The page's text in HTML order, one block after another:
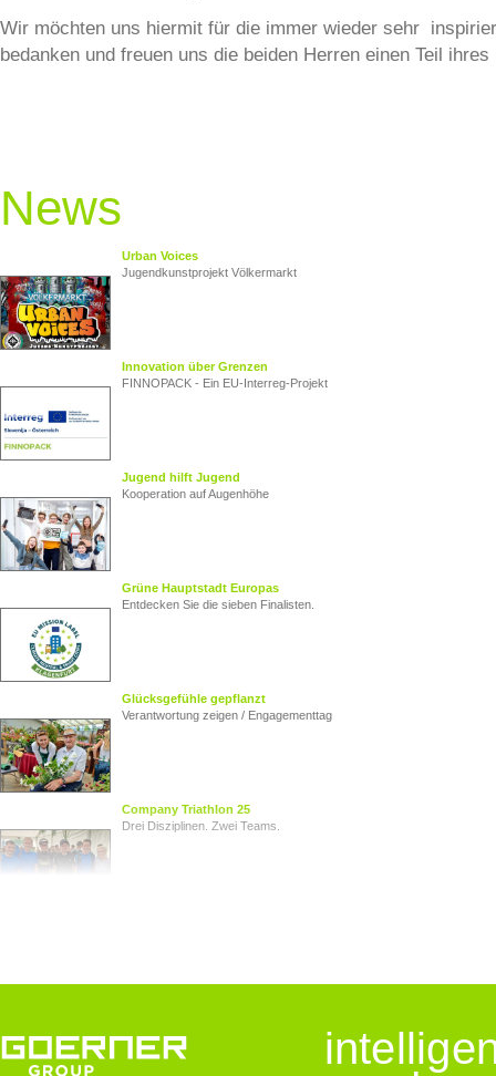
Wir möchten uns hiermit für die immer wieder sehr
bedanken und freuen uns die beiden Herren einen Teil
News
Urban Voices
Jugendkunstprojekt Völkermarkt
Innovation über Grenzen
FINNOPACK - Ein EU‑Interreg‑Projekt
Jugend hilft Jugend
Kooperation auf Augenhöhe
Grüne Hauptstadt Europas
Entdecken Sie die sieben Finalisten.
Glücksgefühle gepflanzt
Verantwortung zeigen / Engagementtag
Company Triathlon 25
Drei Disziplinen. Zwei Teams.
Goerner Group unterstützt JUNO